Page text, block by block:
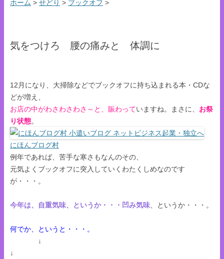
ホーム > せどり > ブックオフ >
気をつけろ 腰の痛みと 体調に
12月になり、大掃除などでブックオフに持ち込まれる本・CDな
どが増え、
お店の中がわさわさわさ～と、賑わっていますね。まさに、 お祭
り状態。
にほんブログ村
例年であれば、苦手な寒さもなんのその、
元気よくブックオフに突入していくわたくしめなのです
が・・・。
今年は、自重気味、というか・・・凹み気味 、というか・・・。
何でか、というと・・・。
↓
↓